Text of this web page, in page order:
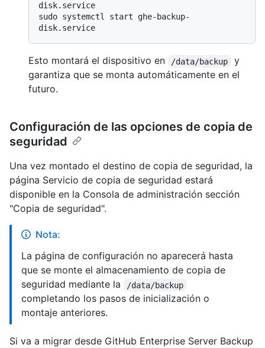
disk.service
sudo systemctl start ghe-backup-
Esto montará el dispositivo en /data/backup
y
garantiza que se monta automáticamente en el
futuro.
Configuración de las opciones de copia de
seguridad
Una vez montado el destino de copia de seguridad, la
página Servicio de copia de seguridad estará
disponible en la Consola de administración sección
"Copia de seguridad".
Nota:
La página de configuración no aparecerá hasta
que se monte el almacenamiento de copia de
seguridad mediante la
/data/backup
completando los pasos de inicialización o
montaje anteriores.
Si va a migrar desde GitHub Enterprise Server Backup